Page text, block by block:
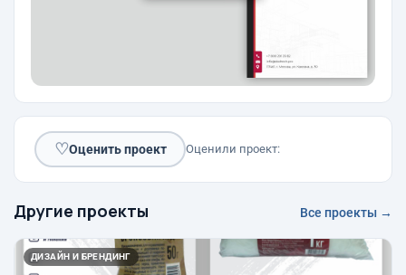
♡Оценить проект Оценили проект:
Другие проекты Все проекты →
ДИЗАЙН И БРЕНДИНГ